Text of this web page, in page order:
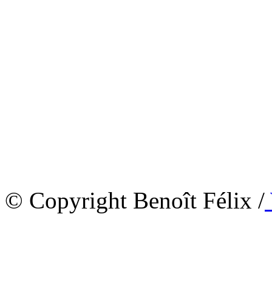
© Copyright Benoît Félix /